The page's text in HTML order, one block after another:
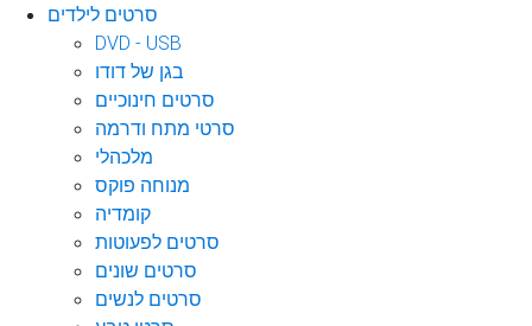
סרטים לילדים
DVD - USB
בגן של דודו
סרטים חינוכיים
סרטי מתח ודרמה
מלכהלי
מנוחה פוקס
קומדיה
סרטים לפעוטות
סרטים שונים
סרטים לנשים